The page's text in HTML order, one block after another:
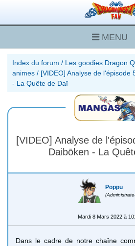
MENU
Index du forum / Les goodies Dragon
animes / [VIDEO] Analyse de l'épisode
- La Quête de Daï
[VIDEO] Analyse de
Daibōken - La
Poppu
Mardi 8 Mars 2022 à
Dans le cadre de notre chaîne